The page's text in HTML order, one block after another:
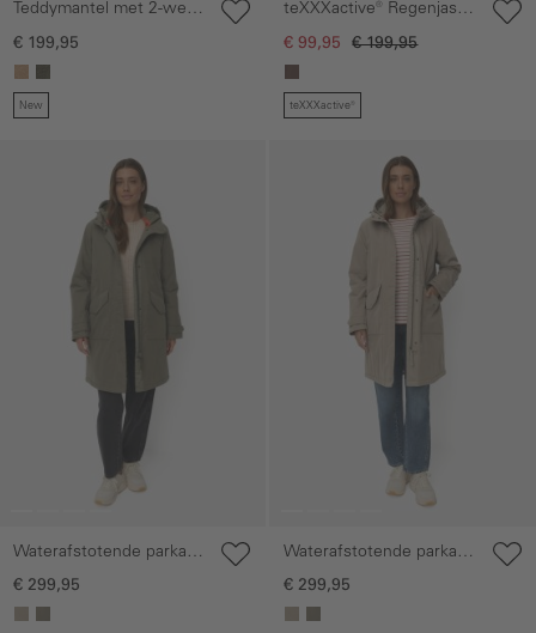
Teddymantel met 2-wegs
rits
€ 199,95
New
teXXXactive® Regenjas
met verstelbare
€ 99,95 € 199,95
teXXXactive®
Waterafstotende parka
met 2-wegs ritssluiting
€ 299,95
Waterafstotende parka
met 2-wegs ritssluiting
€ 299,95